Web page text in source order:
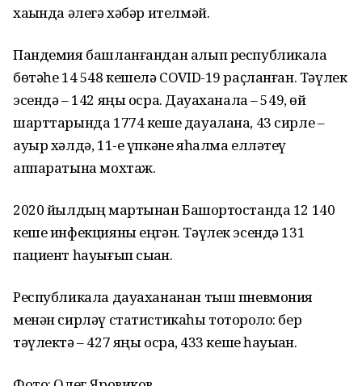
хаҡында әлегә хәбәр ителмәй.
Пандемия башланғандан алып республикала
бөтәһе 14 548 кешелә COVID-19 раҫланған. Тәүлек
эсендә – 142 яңы осраҡ. Дауаханала – 549, өй
шарттарында 1774 кеше дауалана, 43 сирле –
ауыр хәлдә, 11-е үпкәне яһалма елләтеү
аппаратына мохтаж.
2020 йылдың мартынан Башҡортостанда 12 140
кеше инфекцияны еңгән. Тәүлек эсендә 131
пациент һауығып сыҡҡан.
Республикала дауахананан тыш пневмония
менән сирләү статистикаһы тотороҡло: бер
тәүлектә – 427 яңы осраҡ, 433 кеше һауыҡҡан.